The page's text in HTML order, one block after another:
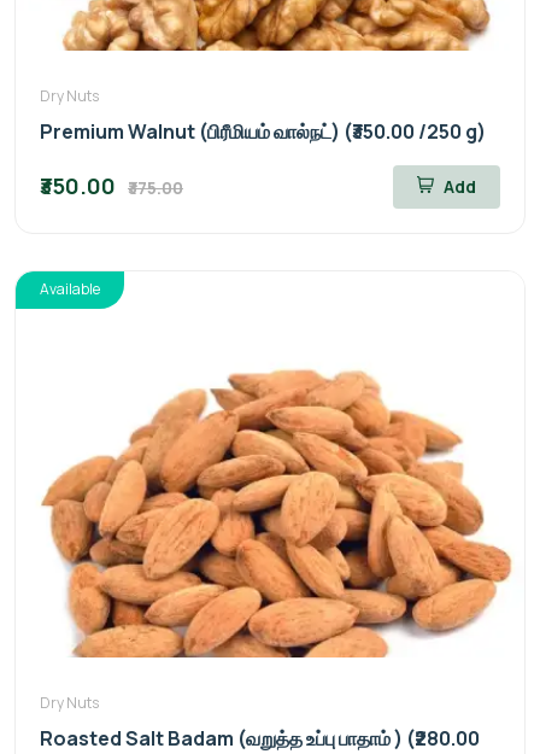
Dry Nuts
Premium Walnut (பிரீமியம் வால்நட்) (₹350.00 /250 g)
₹350.00 ₹375.00 Add
Available
Dry Nuts
Roasted Salt Badam (வறுத்த உப்பு பாதாம் ) (₹280.00